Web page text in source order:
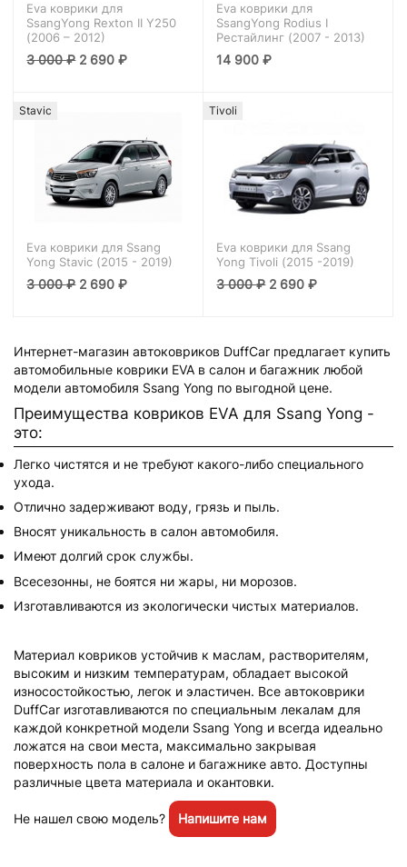
Eva коврики для
SsangYong Rexton II Y250
(2006 – 2012)
3 000₽ 2 690₽
Eva коврики для
SsangYong Rodius I
Рестайлинг (2007 - 2013)
14 900₽
Stavic
Eva коврики для Ssang
Yong Stavic (2015 - 2019)
3 000₽ 2 690₽
Tivoli
Eva коврики для Ssang
Yong Tivoli (2015 -2019)
3 000₽ 2 690₽
Интернет-магазин автоковриков DuffCar предлагает купить
автомобильные коврики EVA в салон и багажник любой
модели автомобиля Ssang Yong по выгодной цене.
Преимущества ковриков EVA для Ssang Yong -
это:
Легко чистятся и не требуют какого-либо специального
ухода.
Отлично задерживают воду, грязь и пыль.
Вносят уникальность в салон автомобиля.
Имеют долгий срок службы.
Всесезонны, не боятся ни жары, ни морозов.
Изготавливаются из экологически чистых материалов.
Материал ковриков устойчив к маслам, растворителям,
высоким и низким температурам, обладает высокой
износостойкостью, легок и эластичен. Все автоковрики
DuffCar изготавливаются по специальным лекалам для
каждой конкретной модели Ssang Yong и всегда идеально
ложатся на свои места, максимально закрывая
поверхность пола в салоне и багажнике авто. Доступны
различные цвета материала и окантовки.
Не нашел свою модель? Напишите нам